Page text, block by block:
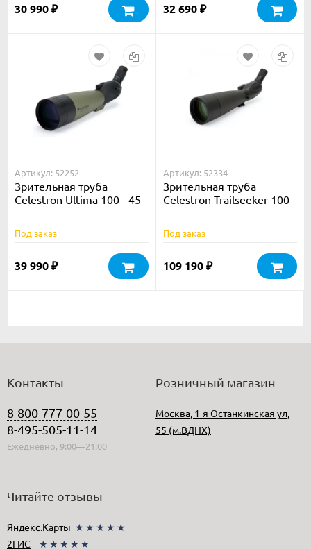
30 990 ₽ 32 690 ₽
Артикул: 52252
Зрительная труба
Celestron Ultima 100 - 45
Под заказ
39 990 ₽
Артикул: 52334
Зрительная труба
Celestron Trailseeker 100 -
Под заказ
109 190 ₽
Контакты
8-800-777-00-55
8-495-505-11-14
Ежедневно, 9:00—21:00
Розничный магазин
Москва, 1-я Останкинская ул,
55 (м.ВДНХ)
Читайте отзывы
Яндекс.Карты ★★★★★
2ГИС
★★★★★